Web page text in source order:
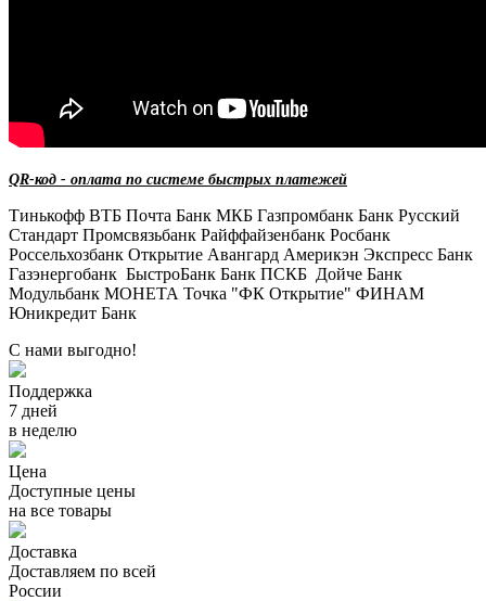
QR-код - оплата по системе быстрых платежей
Тинькофф ВТБ Почта Банк МКБ Газпромбанк Банк Русский
Стандарт Промсвязьбанк Райффайзенбанк Росбанк
Россельхозбанк Открытие Авангард Америкэн Экспресс Банк
Газэнергобанк БыстроБанк Банк ПСКБ Дойче Банк
Модульбанк МОНЕТА Точка "ФК Открытие" ФИНАМ
Юникредит Банк
С нами выгодно!
Поддержка
7 дней
в неделю
Цена
Доступные цены
на все товары
Доставка
Доставляем по всей
России